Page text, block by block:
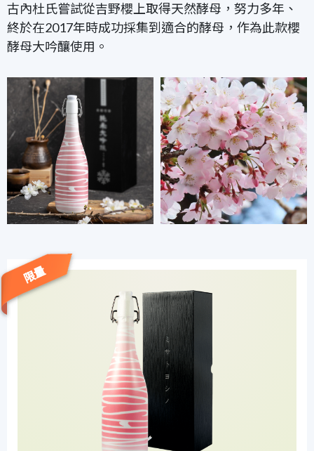
古內杜氏嘗試從吉野櫻上取得天然酵母，努力多年、
終於在2017年時成功採集到適合的酵母，作為此款櫻
酵母大吟釀使用。
限量